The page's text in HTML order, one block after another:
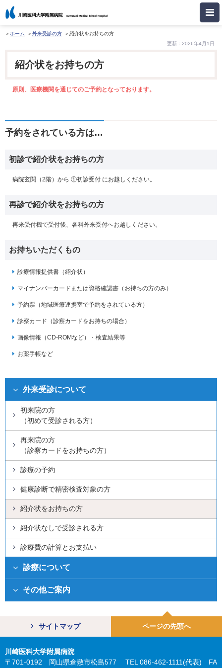
ホーム 外来受診の方 紹介状をお持ちの方
紹介状をお持ちの方
更新：2026年4月1日
原則、医療機関を通じてのご予約となっております。
予約をされている方は…
初診で紹介状をお持ちの方
病院玄関（2階）から ①初診受付 にお越しください。
再診で紹介状をお持ちの方
再来受付機で受付後、各科外来受付へお越しください。
お持ちいただくもの
診療情報提供書（紹介状）
マイナンバーカードまたは資格確認書（お持ちの方のみ）
予約票（地域医療連携室で予約をされている方）
診察カード（診察カードをお持ちの場合）
画像情報（CD-ROMなど）・検査結果等
お薬手帳など
外来受診について
初来院の方
（初めて受診される方）
再来院の方
（診察カードをお持ちの方）
診療の予約
健康診断で精密検査対象の方
紹介状をお持ちの方
紹介状なしで受診される方
診療費の計算とお支払い
診療について
その他ご案内
サイトマップ ページの先頭へ
川崎医科大学附属病院
〒701-0192 岡山県倉敷市松島577 TEL 086-462-1111(代表) FA